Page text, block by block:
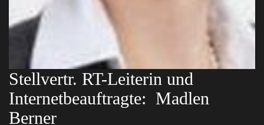
Stellvertr. RT-Leiterin und
Internetbeauftragte: Madlen
Berner